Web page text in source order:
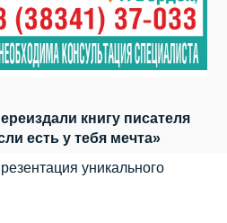
книгу писателя
есть у тебя мечта»
уникального